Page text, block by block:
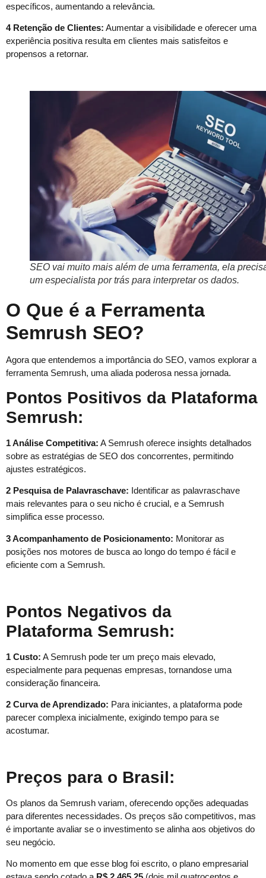
específicos, aumentando a relevância.
4 Retenção de Clientes: Aumentar a visibilidade e oferecer uma
experiência positiva resulta em clientes mais satisfeitos e
propensos a retornar.
SEO vai muito mais além de uma ferramenta, ela
um especialista por trás para interpretar os dados.
O Que é a Ferramenta
Semrush SEO?
Agora que entendemos a importância do SEO, vamos explorar a
ferramenta Semrush, uma aliada poderosa nessa jornada.
Pontos Positivos da Plataforma
Semrush:
1 Análise Competitiva: A Semrush oferece insights detalhados
sobre as estratégias de SEO dos concorrentes, permitindo
ajustes estratégicos.
2 Pesquisa de Palavraschave: Identificar as palavraschave
mais relevantes para o seu nicho é crucial, e a Semrush
simplifica esse processo.
3 Acompanhamento de Posicionamento: Monitorar as
posições nos motores de busca ao longo do tempo é fácil e
eficiente com a Semrush.
Pontos Negativos da
Plataforma Semrush:
1 Custo: A Semrush pode ter um preço mais elevado,
especialmente para pequenas empresas, tornandose uma
consideração financeira.
2 Curva de Aprendizado: Para iniciantes, a plataforma pode
parecer complexa inicialmente, exigindo tempo para se
acostumar.
Preços para o Brasil:
Os planos da Semrush variam, oferecendo opções adequadas
para diferentes necessidades. Os preços são competitivos, mas
é importante avaliar se o investimento se alinha aos objetivos do
seu negócio.
No momento em que esse blog foi escrito, o plano empresarial